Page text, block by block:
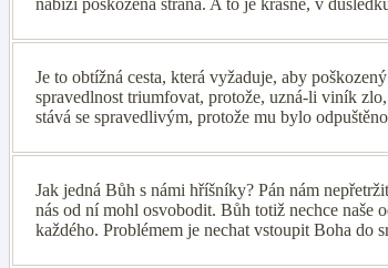
nabízí poškozená strana. A to je krásné, v
Je to obtížná cesta, která vyžaduje, aby
spravedlnost triumfovat, protože, uzná-li viník
stává se spravedlivým, protože mu bylo
Jak jedná Bůh s námi hříšníky? Pán nám
nás od ní mohl osvobodit. Bůh totiž nechce naše
každého. Problémem je nechat vstoupit Boha do